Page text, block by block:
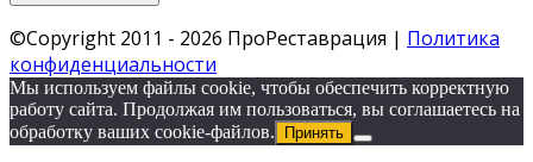
©Copyright 2011 - 2026 ПроРеставрация | Политика
конфиденциальности
Мы используем файлы cookie, чтобы обеспечить корректную
работу сайта. Продолжая им пользоваться, вы соглашаетесь на
обработку ваших cookie‑файлов.
Принять